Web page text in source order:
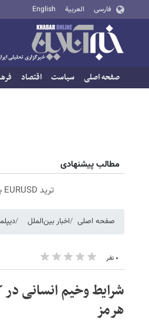
فارسی العربية English
صفحه اصلی سیاست اقتصاد
مطالب پیشنهادی
ترید EURUSD با اسپرد از صفر پیپ
صفحه اصلی اخبار بین‌الملل
۰ نفر
شرایط وخیم انسانی
هرمز